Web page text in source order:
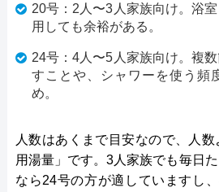
20号：2人〜3人家族向け。浴
用しても余裕がある。
24号：4人〜5人家族向け。複
すことや、シャワーを使う頻
め。
人数はあくまで目安なので、人
用湯量」です。3人家族でも毎日
なら24号の方が適していますし